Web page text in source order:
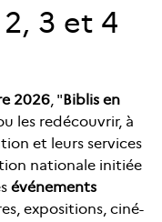
3 et 4
2026, "Biblis en
les redécouvrir, à
et leurs services
nationale initiée
événements
expositions, ciné-